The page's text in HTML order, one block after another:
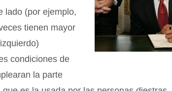
lado (por ejemplo,
tienen mayor
condiciones de
la parte